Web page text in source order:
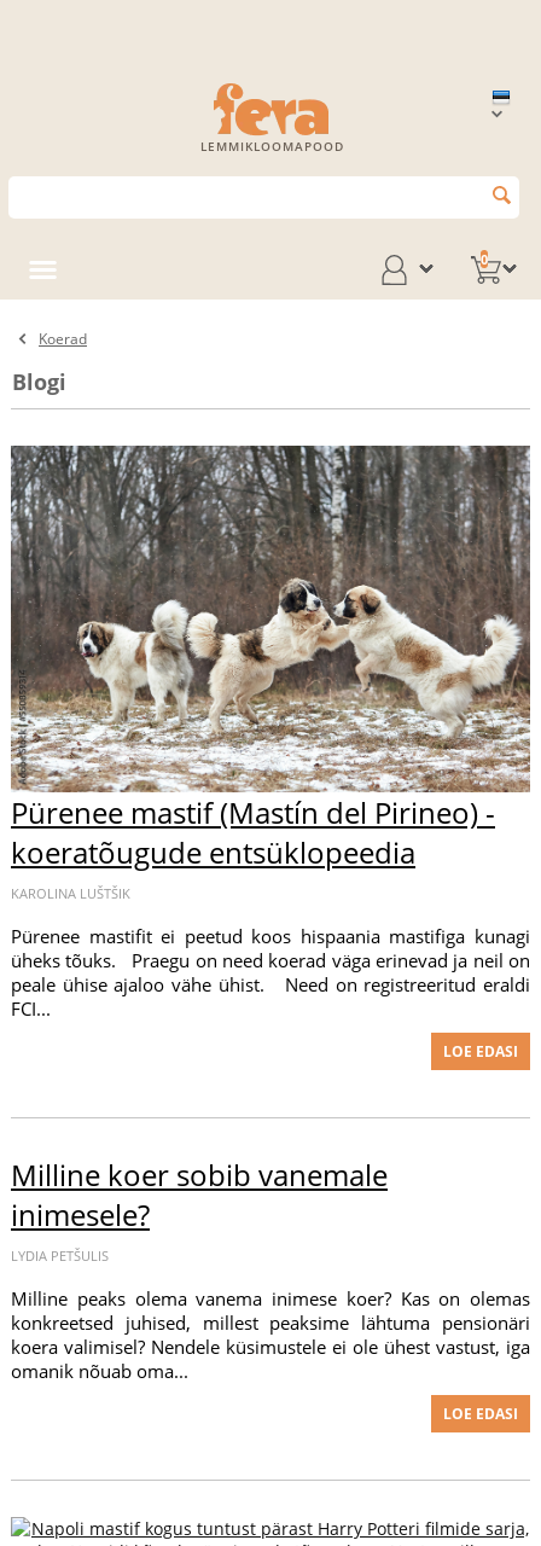
LEMMIKLOOMAPOOD
0
Koerad
Blogi
Pürenee mastif (Mastín del Pirineo) -
koeratõugude entsüklopeedia
KAROLINA LUŠTŠIK
Pürenee mastifit ei peetud koos hispaania mastifiga kunagi
üheks tõuks. Praegu on need koerad väga erinevad ja neil on
peale ühise ajaloo vähe ühist. Need on registreeritud eraldi
FCI...
LOE EDASI
Milline koer sobib vanemale
inimesele?
LYDIA PETŠULIS
Milline peaks olema vanema inimese koer? Kas on olemas
konkreetsed juhised, millest peaksime lähtuma pensionäri
koera valimisel? Nendele küsimustele ei ole ühest vastust, iga
omanik nõuab oma...
LOE EDASI